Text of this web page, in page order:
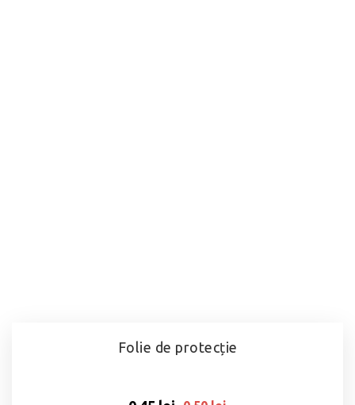
Folie de protecție